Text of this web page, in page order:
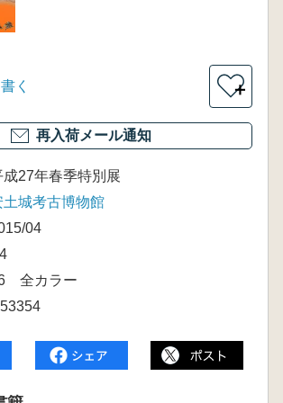
く ＋
再入荷メール通知
成27年春季特別展
土城考古博物館
04
全カラー